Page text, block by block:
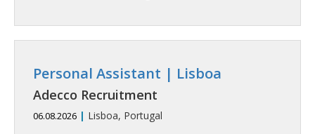
Personal Assistant | Lisboa
Adecco Recruitment
06.08.2026 | Lisboa, Portugal